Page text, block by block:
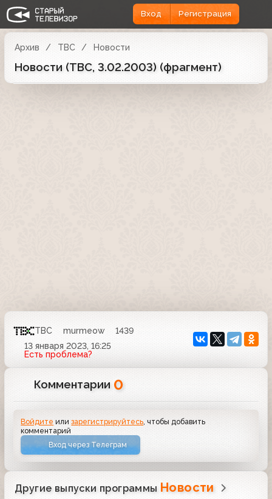
Вход Регистрация
Архив ТВС Новости
Новости (ТВС, 3.02.2003) (фрагмент)
ТВС murmeow
1439
13 января 2023, 16:25
Есть проблема?
Комментарии 0
Войдите илизарегистрируйтесь , чтобы добавить
комментарий
Вход через Телеграм
Другие выпуски программы Новости